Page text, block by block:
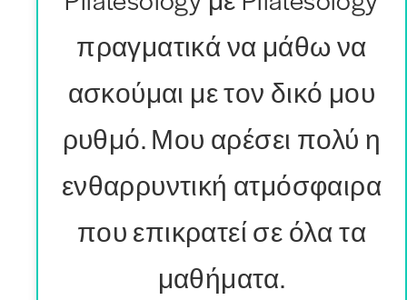
πραγματικά να μάθω να
ασκούμαι με τον δικό μου
ρυθμό. Μου αρέσει πολύ η
ενθαρρυντική ατμόσφαιρα
που επικρατεί σε όλα τα
μαθήματα.